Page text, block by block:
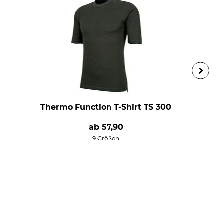
Thermo Function T-Shirt TS 300
ab 57,90
9 Größen